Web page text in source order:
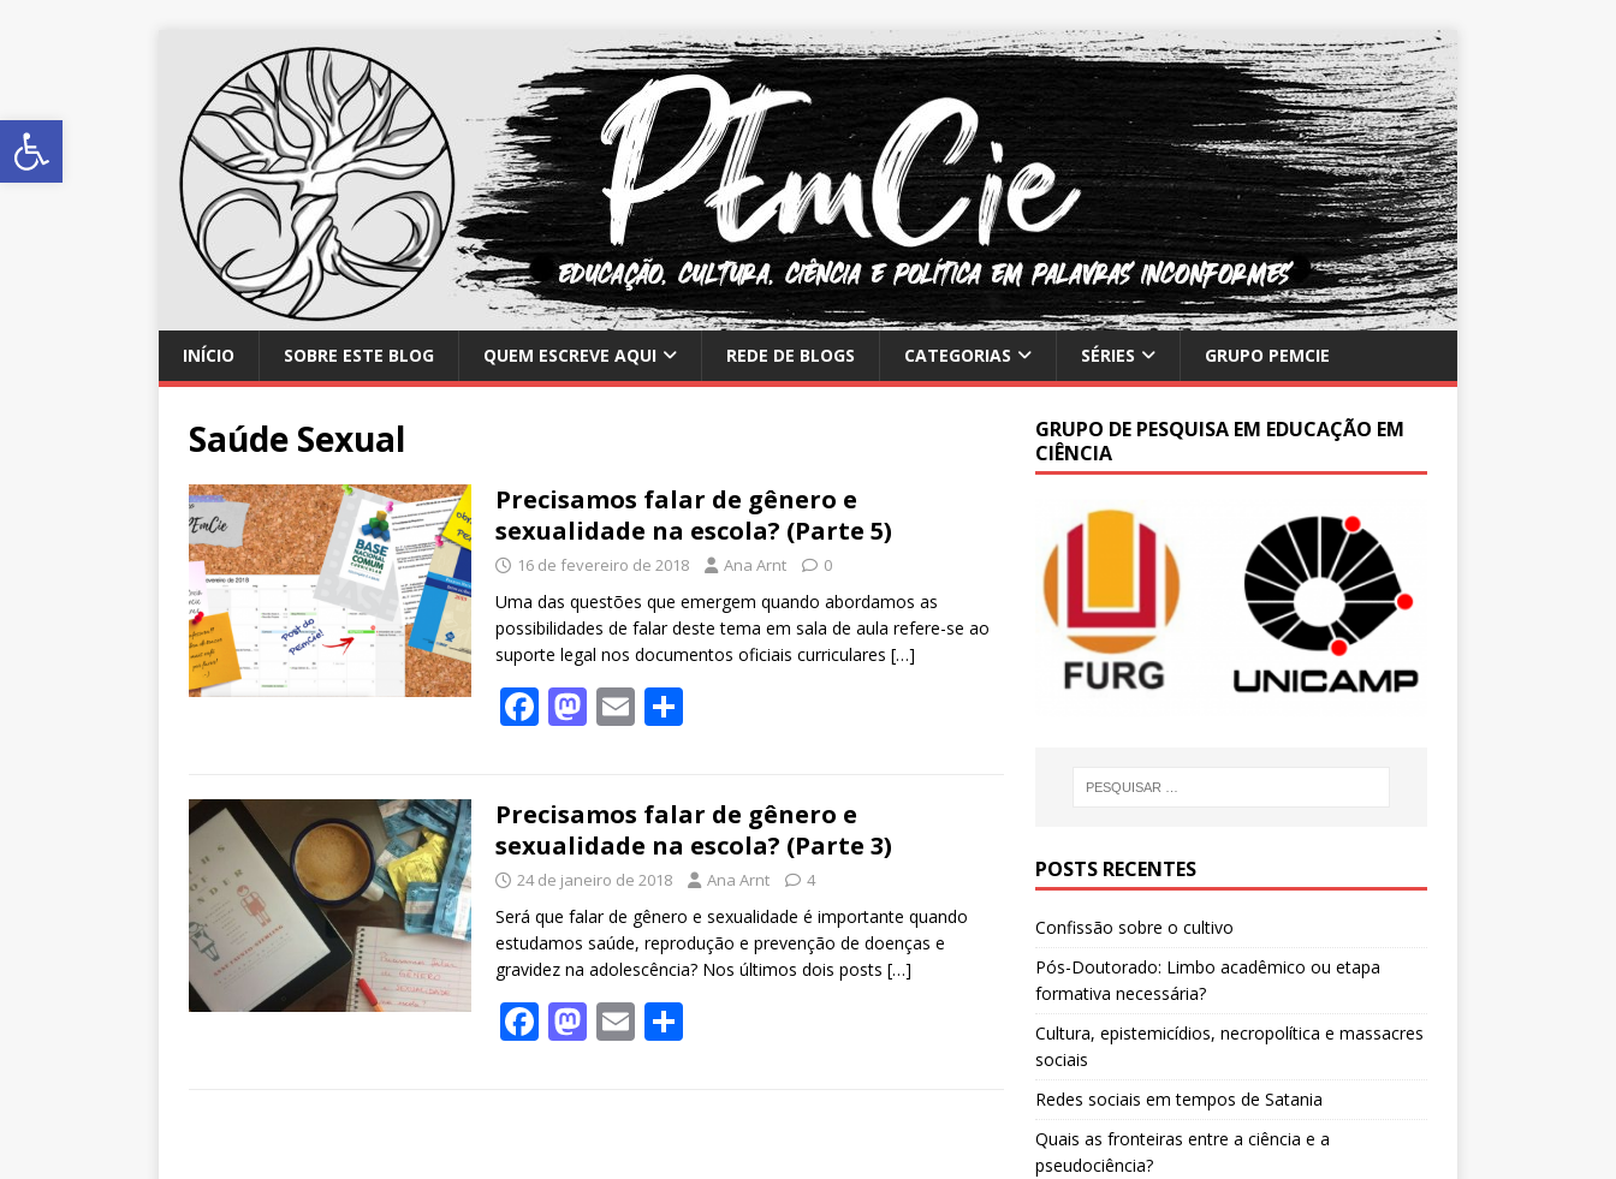
Abrir a barra de ferramentas
INÍCIO SOBRE ESTE BLOG QUEM ESCREVE AQUI REDE DE BLOGS CATEGORIAS SÉRIES GRUPO PEMCIE
Saúde Sexual
Precisamos falar de gênero e
sexualidade na escola? (Parte 5)
16 de fevereiro de 2018 Ana Arnt 0
Uma das questões que emergem quando abordamos as
possibilidades de falar deste tema em sala de aula refere-se ao
suporte legal nos documentos oficiais curriculares […]
F
b
o
o
k
M
d
o
n
E
l e
Precisamos falar de gênero e
sexualidade na escola? (Parte 3)
24 de janeiro de 2018 Ana Arnt 4
Será que falar de gênero e sexualidade é importante quando
estudamos saúde, reprodução e prevenção de doenças e
gravidez na adolescência? Nos últimos dois posts […]
F M E
GRUPO DE PESQUISA EM EDUCAÇÃO EM
CIÊNCIA
POSTS RECENTES
Confissão sobre o cultivo
Pós-Doutorado: Limbo acadêmico ou etapa
formativa necessária?
Cultura, epistemicídios, necropolítica e massacres
sociais
Redes sociais em tempos de Satania
Quais as fronteiras entre a ciência e a
pseudociência?